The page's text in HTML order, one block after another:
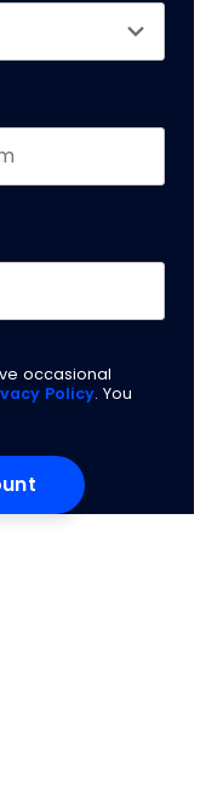
occasional
Policy. You